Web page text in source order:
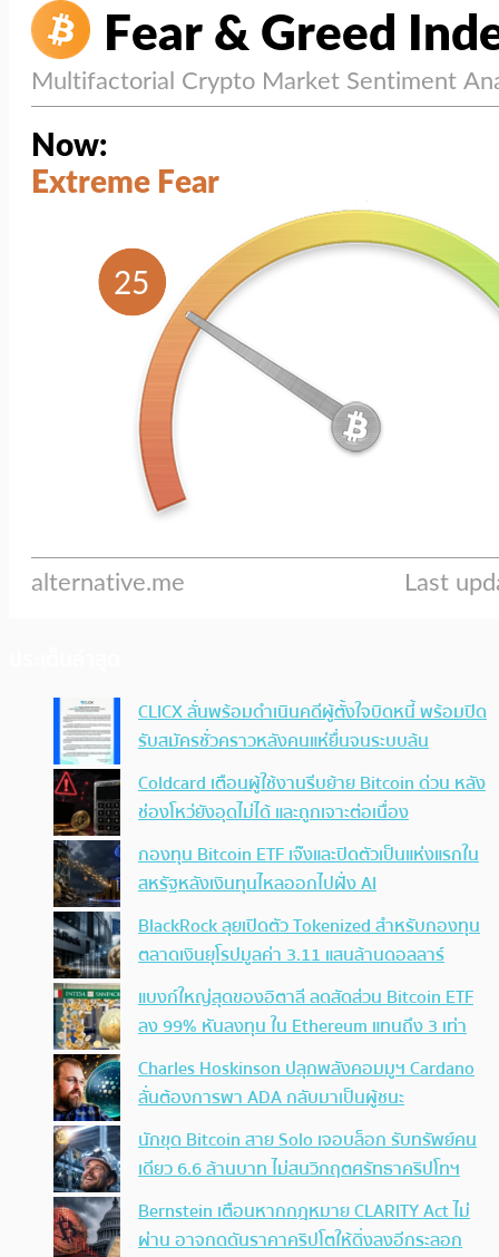
CLICX ลั่นพร้อมดำเนินคดีผู้ตั้งใจบิดหนี้ พร้อมปิด
รับสมัครชั่วคราวหลังคนแห่ยื่นจนระบบล้น
Coldcard เตือนผู้ใช้งานรีบย้าย Bitcoin ด่วน หลัง
ช่องโหว่ยังอุดไม่ได้ และถูกเจาะต่อเนื่อง
กองทุน Bitcoin ETF เจ๊งและปิดตัวเป็นแห่งแรกใน
สหรัฐหลังเงินทุนไหลออกไปฝั่ง AI
BlackRock ลุยเปิดตัว Tokenized สำหรับกองทุน
ตลาดเงินยุโรปมูลค่า 3.11 แสนล้านดอลลาร์
แบงก์ใหญ่สุดของอิตาลี ลดสัดส่วน Bitcoin ETF
ลง 99% หันลงทุน ใน Ethereum แทนถึง 3 เท่า
Charles Hoskinson ปลุกพลังคอมมูฯ Cardano
ลั่นต้องการพา ADA กลับมาเป็นผู้ชนะ
นักขุด Bitcoin สาย Solo เจอบล็อก รับทรัพย์คน
เดียว 6.6 ล้านบาท ไม่สนวิกฤตศรัทธาคริปโทฯ
Bernstein เตือนหากกฎหมาย CLARITY Act ไม่
ผ่าน อาจกดดันราคาคริปโตให้ดิ่งลงอีกระลอก